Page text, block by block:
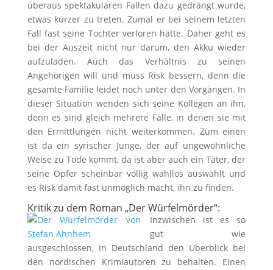
überaus spektakulären Fallen dazu gedrängt wurde,
etwas kürzer zu treten. Zumal er bei seinem letzten
Fall fast seine Tochter verloren hätte. Daher geht es
bei der Auszeit nicht nur darum, den Akku wieder
aufzuladen. Auch das Verhältnis zu seinen
Angehörigen will und muss Risk bessern, denn die
gesamte Familie leidet noch unter den Vorgängen. In
dieser Situation wenden sich seine Kollegen an ihn,
denn es sind gleich mehrere Fälle, in denen sie mit
den Ermittlungen nicht weiterkommen. Zum einen
ist da ein syrischer Junge, der auf ungewöhnliche
Weise zu Tode kommt, da ist aber auch ein Täter, der
seine Opfer scheinbar völlig wahllos auswählt und
es Risk damit fast unmöglich macht, ihn zu finden.
Kritik zu dem Roman „Der Würfelmörder“:
Inzwischen ist es so
gut wie
ausgeschlossen, in Deutschland den Überblick bei
den nordischen Krimiautoren zu behalten. Einen